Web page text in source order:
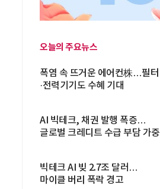
오늘의 주요뉴스
폭염 속 뜨거운 에어컨株…필터
·전력기기도 수혜 기대
AI 빅테크, 채권 발행 폭증…
글로벌 크레디트 수급 부담 가중
빅테크 AI 빚 2.7조 달러…
마이클 버리 폭락 경고